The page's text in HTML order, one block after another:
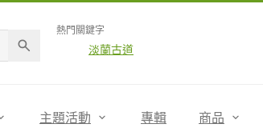
熱門關鍵字
淡蘭古道
主題活動 專輯 商品